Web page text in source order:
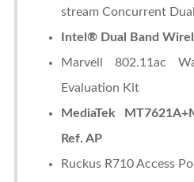
stream Concurrent
Intel® Dual Band
Marvell 802.11ac
Evaluation Kit
MediaTek
Ref. AP
Ruckus R710 Access